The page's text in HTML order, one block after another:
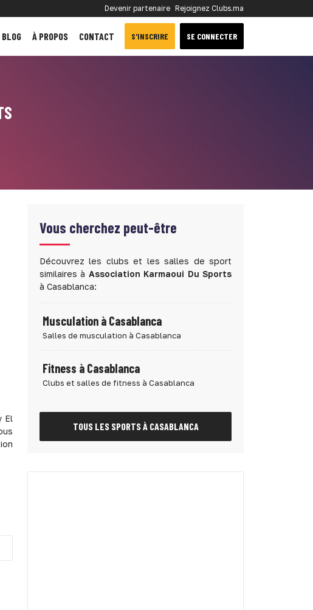
Devenir partenaire Rejoignez Clubs.ma
BLOG À PROPOS CONTACT S'INSCRIRE SE CONNECTER
El
Vous cherchez peut-être
Découvrez les clubs et les salles de sport
similaires à Association Karmaoui Du Sports
à Casablanca:
Musculation à Casablanca
Salles de musculation à Casablanca
Fitness à Casablanca
Clubs et salles de fitness à Casablanca
TOUS LES SPORTS À CASABLANCA